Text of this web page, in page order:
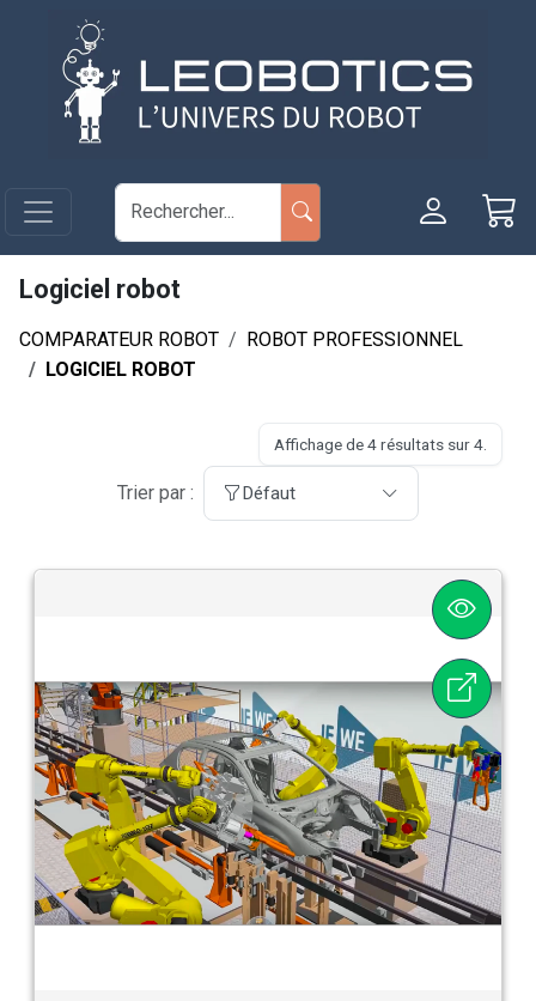
Aller au contenu principal
Logiciel robot
COMPARATEUR ROBOT
ROBOT PROFESSIONNEL
LOGICIEL ROBOT
Affichage de 4 résultats sur 4.
Trier par : Défaut
Panneau de gestion des cookies